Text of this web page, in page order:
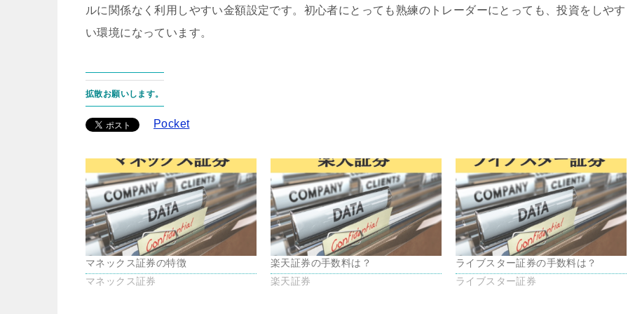
ルに関係なく利用しやすい金額設定です。初心者にとっても熟練のトレーダーにとっても、投資をしやす
い環境になっています。
拡散お願いします。
Pocket
マネックス証券の特徴
マネックス証券
楽天証券の手数料は？
楽天証券
ライブスター証券の手数料は？
ライブスター証券